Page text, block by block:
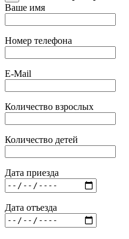
Ваше имя
Номер телефона
E-Mail
Количество взрослых
Количество детей
Дата приезда
Дата отъезда